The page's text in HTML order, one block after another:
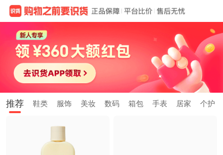
推荐 鞋类 服饰 美妆 数码 箱包 手表 居家 个护